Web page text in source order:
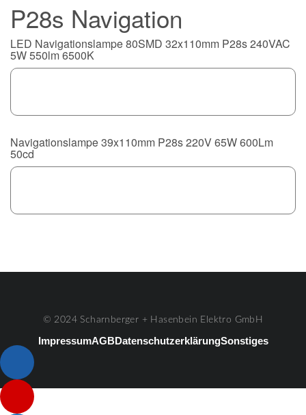
P28s Navigation
LED Navigationslampe 80SMD 32x110mm P28s 240VAC
5W 550lm 6500K
Navigationslampe 39x110mm P28s 220V 65W 600Lm
50cd
© 2024 Scharnberger + Hasenbein Elektro GmbH
ImpressumAGBDatenschutzerklärungSonstiges
Listenelement #1